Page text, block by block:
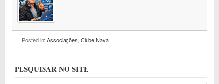
Posted in: Associações Clube Naval
PESQUISAR NO SITE